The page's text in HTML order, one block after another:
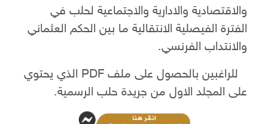
والاقتصادية والادارية والاجتماعية لحلب في
الفترة الفيصلية الانتقالية ما بين الحكم العثماني
والانتداب الفرنسي.
للراغبين بالحصول على ملف PDF الذي يحتوي
على المجلد الاول من جريدة حلب الرسمية.